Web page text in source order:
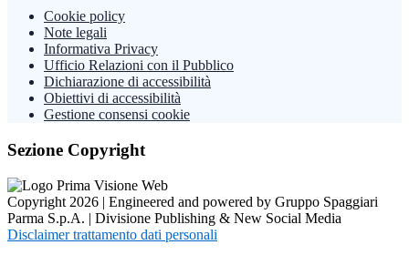
Cookie policy
Note legali
Informativa Privacy
Ufficio Relazioni con il Pubblico
Dichiarazione di accessibilità
Obiettivi di accessibilità
Gestione consensi cookie
Sezione Copyright
Copyright 2026 | Engineered and powered by Gruppo Spaggiari
Parma S.p.A. | Divisione Publishing & New Social Media
Disclaimer trattamento dati personali